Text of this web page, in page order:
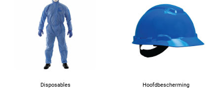
Disposables Hoofdbescherming